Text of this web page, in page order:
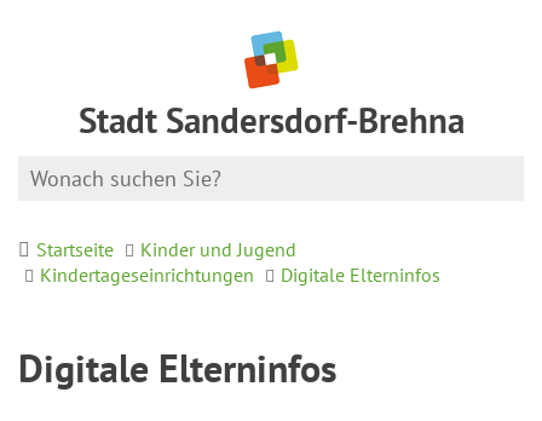
Stadt Sandersdorf-Brehna
Startseite
Kinder und Jugend
Kindertageseinrichtungen
Digitale Elterninfos
Digitale Elterninfos